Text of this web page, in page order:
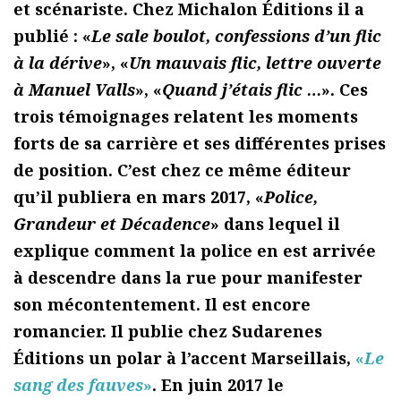
et scénariste. Chez Michalon Éditions il a
publié : «Le sale boulot, confessions d’un flic
à la dérive», «Un mauvais flic, lettre ouverte
à Manuel Valls», «Quand j’étais flic …». Ces
trois témoignages relatent les moments
forts de sa carrière et ses différentes prises
de position. C’est chez ce même éditeur
qu’il publiera en mars 2017, «Police,
Grandeur et Décadence» dans lequel il
explique comment la police en est arrivée
à descendre dans la rue pour manifester
son mécontentement. Il est encore
romancier. Il publie chez Sudarenes
Éditions un polar à l’accent Marseillais, «Le
sang des fauves». En juin 2017 le